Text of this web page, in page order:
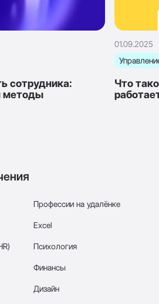
сотрудника:
методы
01.09.2025
Что
Профессии на удалёнке
Excel
Психология
Финансы
Дизайн